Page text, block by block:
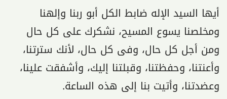
أيها السيد الإله ضابط الكل أبو ربنا وإلهنا
ومخلصنا يسوع المسيح، نشكرك على كل حال
ومن أجل كل حال، وفى كل حال، لأنك سترتنا،
وأعنتنا، وحفظتنا، وقبلتنا إليك، وأشفقت علينا،
وعضدتنا، وأتيت بنا إلى هذه الساعة.